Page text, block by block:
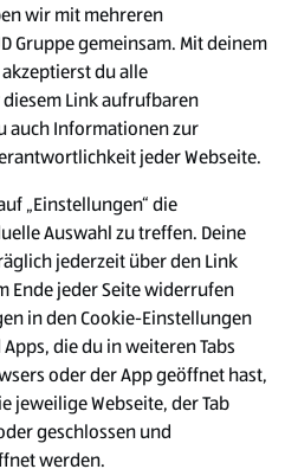
W
i
r
d
a
u
f
W
i
r
d
a
Datenschutz
wir mit mehreren
Gruppe gemeinsam. Mit deinem
du alle
Link aufrufbaren
auch Informationen zur
jeder Webseite.
„Einstellungen“ die
Auswahl zu treffen. Deine
jederzeit über den Link
Ende jeder Seite widerrufen
in den Cookie-Einstellungen
die du in weiteren Tabs
oder der App geöffnet hast,
jeweilige Webseite, der Tab
geschlossen und
werden.